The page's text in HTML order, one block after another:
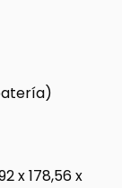
x 178,56 x